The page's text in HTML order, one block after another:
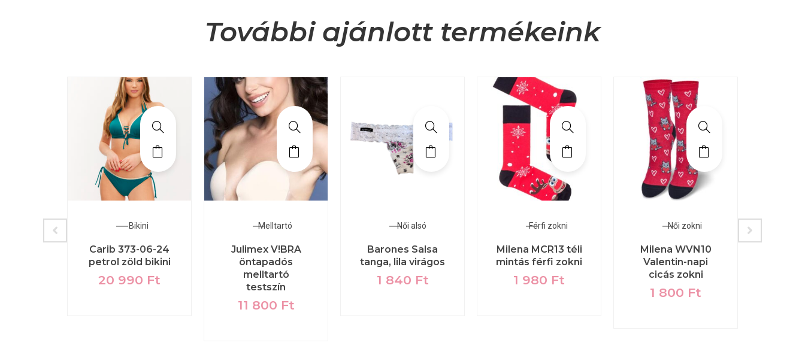
További ajánlott termékeink
Bikini
Carib 373-06-24
petrol zöld bikini
20 990 Ft
Melltartó
Julimex V!BRA
öntapadós
melltartó
testszín
11 800 Ft
Női alsó
Barones Salsa
tanga, lila virágos
1 840 Ft
Férfi zokni
Milena MCR13 téli
mintás férfi zokni
1 980 Ft
Női zokni
Milena WVN10
Valentin-napi
cicás zokni
1 800 Ft